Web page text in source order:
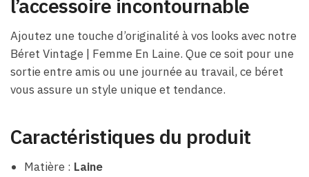
l’accessoire incontournable
Ajoutez une touche d’originalité à vos looks avec notre
Béret Vintage | Femme En Laine. Que ce soit pour une
sortie entre amis ou une journée au travail, ce béret
vous assure un style unique et tendance.
Caractéristiques du produit
Matière : Laine